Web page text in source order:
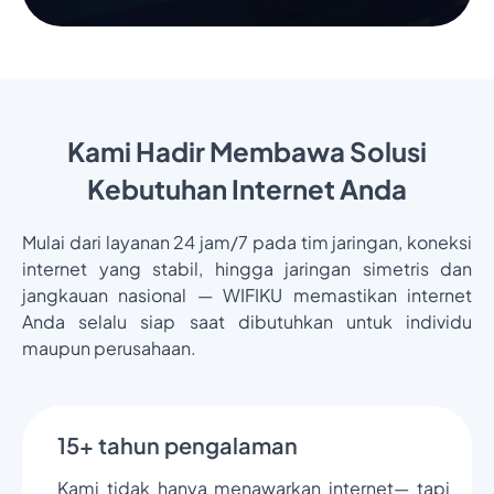
Kami Hadir Membawa Solusi
Kebutuhan Internet Anda
Mulai dari layanan 24 jam/7 pada tim jaringan, koneksi
internet yang stabil, hingga jaringan simetris dan
jangkauan nasional — WIFIKU memastikan internet
Anda selalu siap saat dibutuhkan untuk individu
maupun perusahaan.
15+ tahun pengalaman
Kami tidak hanya menawarkan internet— tapi